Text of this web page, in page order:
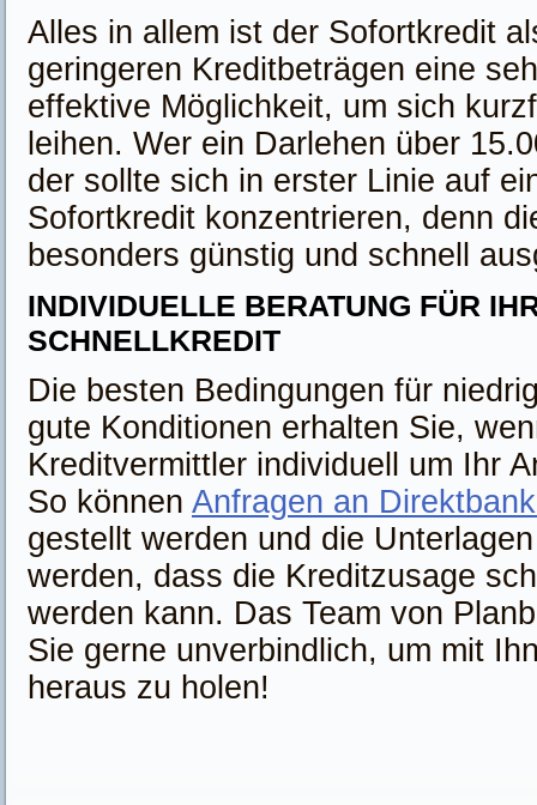
Alles in allem ist der Sofortkredit
geringeren Kreditbeträgen eine
effektive Möglichkeit, um sich
leihen. Wer ein Darlehen über
der sollte sich in erster Linie auf
Sofortkredit konzentrieren, denn
besonders günstig und schnell
INDIVIDUELLE BERATUNG FÜR
SCHNELLKREDIT
Die besten Bedingungen für
gute Konditionen erhalten Sie,
Kreditvermittler individuell um Ihr
So können Anfragen an
gestellt werden und die
werden, dass die Kreditzusage
werden kann. Das Team von
Sie gerne unverbindlich, um mit
heraus zu holen!